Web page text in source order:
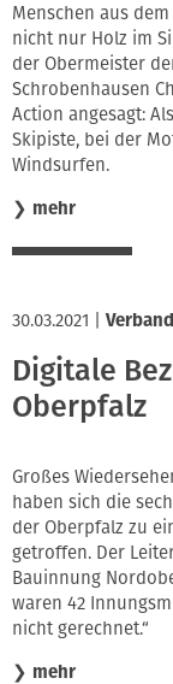
Menschen aus
nicht nur Holz im
der Obermeister
Schrobenhausen
Action angesagt:
Skipiste, bei der
Windsurfen.
❯ mehr
30.03.2021
Digitale
Oberpfalz
Großes
haben sich die
der Oberpfalz zu
getroffen. Der
Bauinnung
waren 42
nicht gerechnet.“
❯ mehr